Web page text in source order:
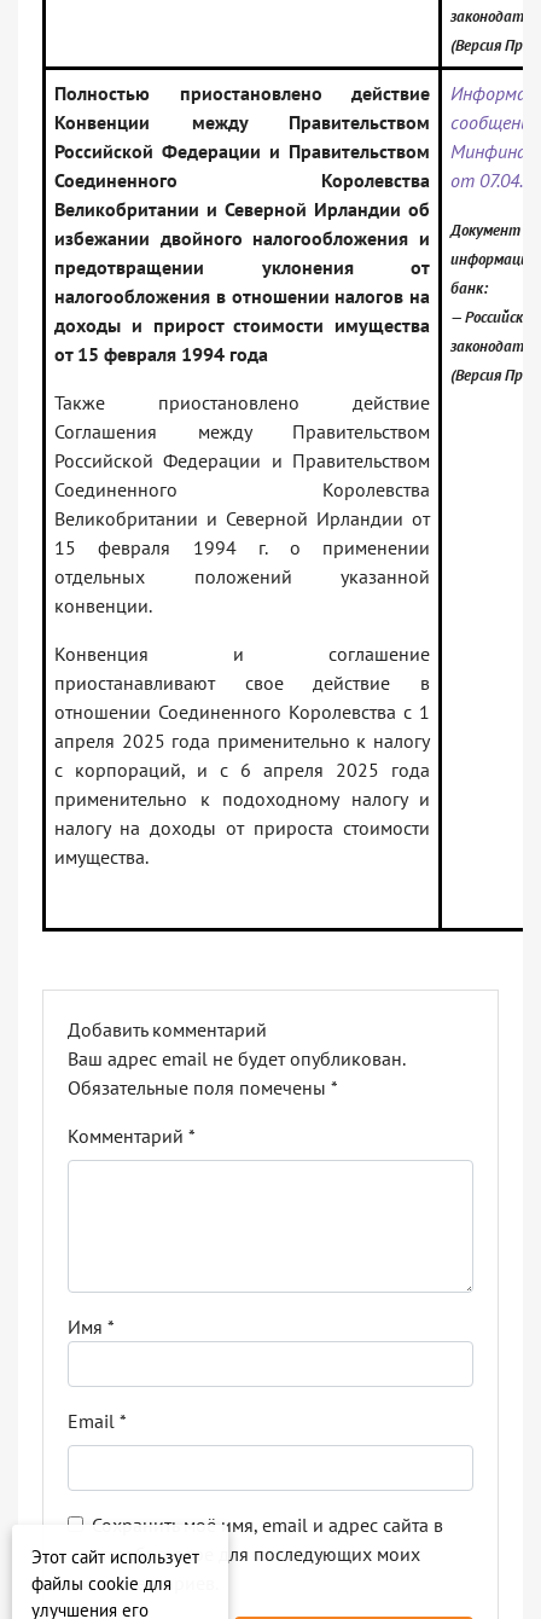
(Версия
Полностью приостановлено действие
Конвенции между Правительством
Российской Федерации и Правительством
Соединенного Королевства
Великобритании и Северной Ирландии об
избежании двойного налогообложения и
предотвращении уклонения от
налогообложения в отношении налогов на
доходы и прирост стоимости имущества
от 15 февраля 1994 года
Также приостановлено действие
Соглашения между Правительством
Российской Федерации и Правительством
Соединенного Королевства
Великобритании и Северной Ирландии от
15 февраля 1994 г. о применении
отдельных положений указанной
конвенции.
Конвенция и соглашение
приостанавливают свое действие в
отношении Соединенного Королевства с 1
апреля 2025 года применительно к налогу
с корпораций, и с 6 апреля 2025 года
применительно к подоходному налогу и
налогу на доходы от прироста стоимости
имущества.
сообщение
Минфина
от
Документ
банк:
— Российское
(Версия
Добавить комментарий
Ваш адрес email не будет опубликован.
Обязательные поля помечены *
Комментарий *
Имя *
Email *
Сохранить моё имя, email и адрес сайта в
этом браузере для последующих моих
комментариев.
Этот сайт использует
файлы cookie для
улучшения его